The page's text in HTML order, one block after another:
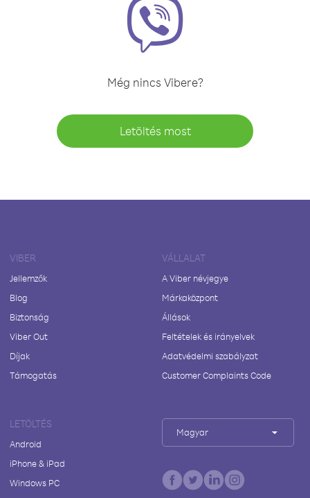
Még nincs Vibere?
Letöltés most
VIBER
Jellemzők
Blog
Biztonság
Viber Out
Díjak
Támogatás
VÁLLALAT
A Viber névjegye
Márkaközpont
Állások
Feltételek és irányelvek
Adatvédelmi szabályzat
Customer Complaints Code
LETÖLTÉS
Android
iPhone & iPad
Windows PC
Magyar